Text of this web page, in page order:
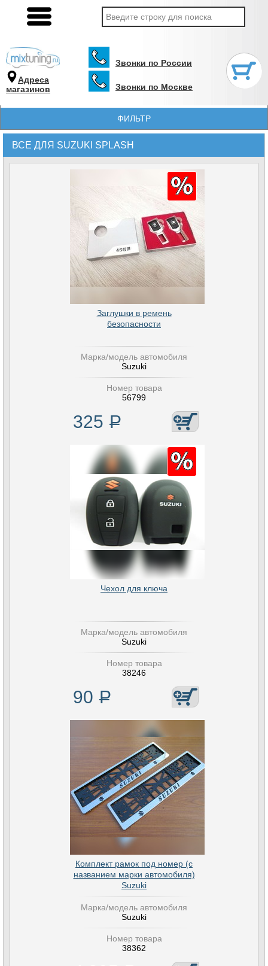
Адреса
магазинов
Звонки по России
Звонки по Москве
ФИЛЬТР
ВСЕ ДЛЯ SUZUKI SPLASH
Заглушки в ремень
безопасности
Марка/модель автомобиля
Suzuki
Номер товара
56799
325 Р
Чехол для ключа
Марка/модель автомобиля
Suzuki
Номер товара
38246
90 Р
Комплект рамок под номер (с
названием марки автомобиля)
Suzuki
Марка/модель автомобиля
Suzuki
Номер товара
38362